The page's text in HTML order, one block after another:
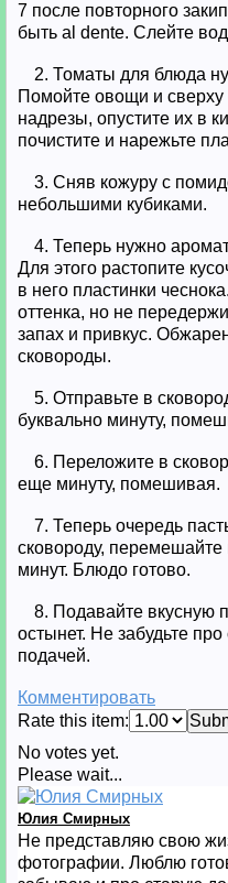
7 после повторного
быть al dente. Слейте
2. Томаты для блюда
Помойте овощи и сверху
надрезы, опустите их в
почистите и нарежьте
3. Сняв кожуру с
небольшими кубиками.
4. Теперь нужно
Для этого растопите
в него пластинки
оттенка, но не
запах и привкус.
сковороды.
5. Отправьте в
буквально минуту,
6. Переложите в
еще минуту, помешивая.
7. Теперь очередь
сковороду,
минут. Блюдо готово.
8. Подавайте вкусную
остынет. Не забудьте
подачей.
Комментировать
Rate this item:
No votes yet.
Please wait...
Юлия Смирных
Не представляю свою
фотографии. Люблю